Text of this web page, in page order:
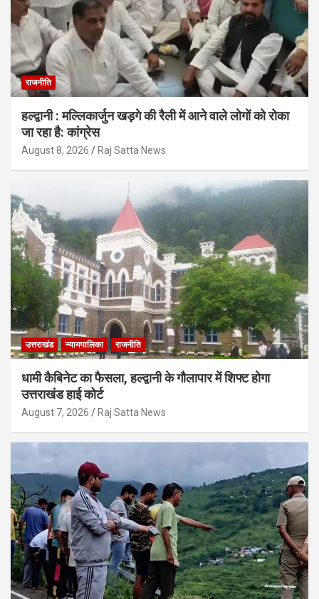
राजनीति
हल्द्वानी : मल्लिकार्जुन खड़गे की रैली में आने वाले लोगों को रोका
जा रहा है: कांग्रेस
August 8, 2026 Raj Satta News
उत्तराखंड न्यायपालिका राजनीति
धामी कैबिनेट का फैसला, हल्द्वानी के गौलापार में शिफ्ट होगा
उत्तराखंड हाई कोर्ट
August 7, 2026 Raj Satta News